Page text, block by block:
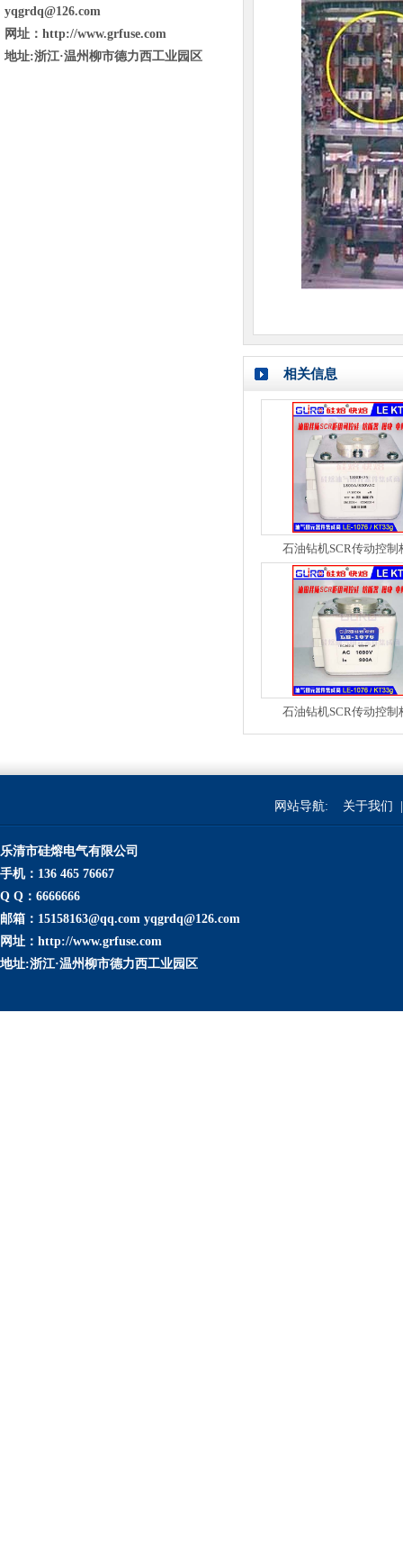
yqgrdq@126.com
网址：http://www.grfuse.com
地址:浙江·温州柳市德力西工业园区
相关信息
石油钻机SCR传动控制
石油钻机SCR传动控制
网站导航: 关于我们
乐清市硅熔电气有限公司
手机：136 465 76667
Q Q：6666666
邮箱：15158163@qq.com yqgrdq@126.com
网址：http://www.grfuse.com
地址:浙江·温州柳市德力西工业园区